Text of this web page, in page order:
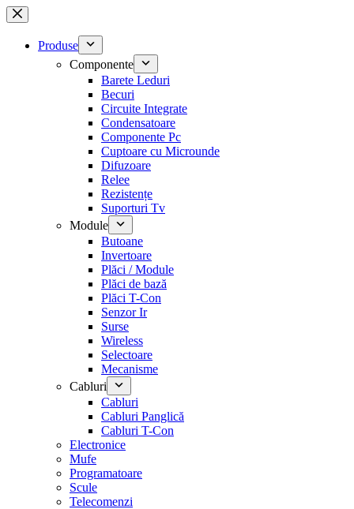
Sari
la
conținutProduse
Componente
Barete Leduri
Becuri
Circuite Integrate
Condensatoare
Componente Pc
Cuptoare cu Microunde
Difuzoare
Relee
Rezistențe
Suporturi Tv
Module
Butoane
Invertoare
Plăci / Module
Plăci de bază
Plăci T-Con
Senzor Ir
Surse
Wireless
Selectoare
Mecanisme
Cabluri
Cabluri
Cabluri Panglică
Cabluri T-Con
Electronice
Mufe
Programatoare
Scule
Telecomenzi